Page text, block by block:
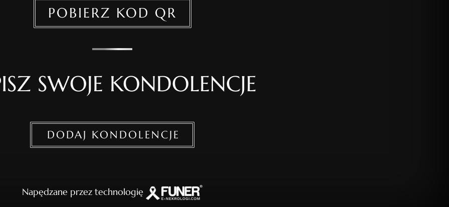
POBIERZ KOD QR
SWOJE KONDOLENCJE
DODAJ KONDOLENCJE
Napędzane przez technologię